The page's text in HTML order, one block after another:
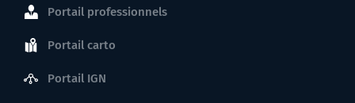
Portail professionnels
Portail carto
Portail IGN